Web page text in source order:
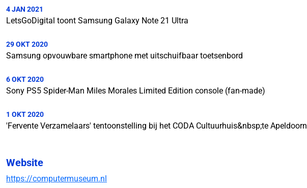
4 JAN 2021
LetsGoDigital toont Samsung Galaxy Note 21 Ultra
29 OKT 2020
Samsung opvouwbare smartphone met uitschuifbaar toetsenbord
6 OKT 2020
Sony PS5 Spider-Man Miles Morales Limited Edition console (fan-made)
1 OKT 2020
'Fervente Verzamelaars' tentoonstelling bij het CODA Cultuurhuis&nbsp;te Apeldoorn
Website
https://computermuseum.nl